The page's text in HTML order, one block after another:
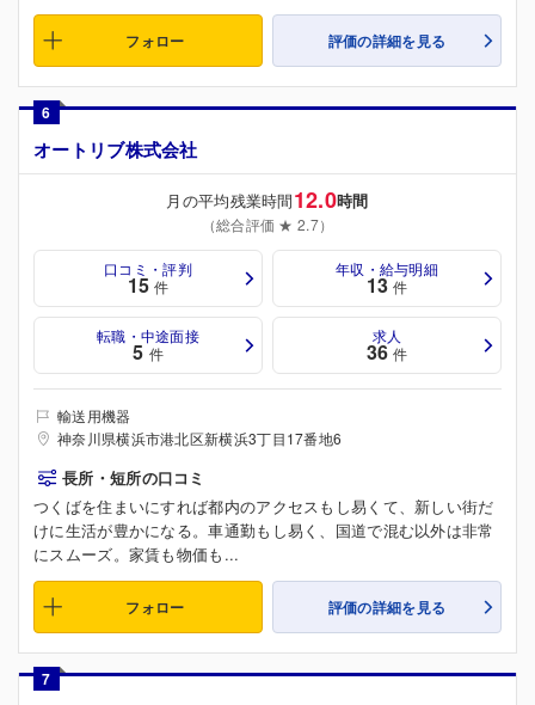
フォロー 評価の詳細を見る
6
オートリブ株式会社
月の平均残業時間12.0時間
（総合評価 ★ 2.7）
口コミ・評判
15 件
年収・給与明細
13 件
転職・中途面接
5 件
求人
36 件
輸送用機器
神奈川県横浜市港北区新横浜3丁目17番地6
長所・短所の口コミ
つくばを住まいにすれば都内のアクセスもし易くて、新しい街だ
けに生活が豊かになる。車通勤もし易く、国道で混む以外は非常
にスムーズ。家賃も物価も...
フォロー 評価の詳細を見る
7